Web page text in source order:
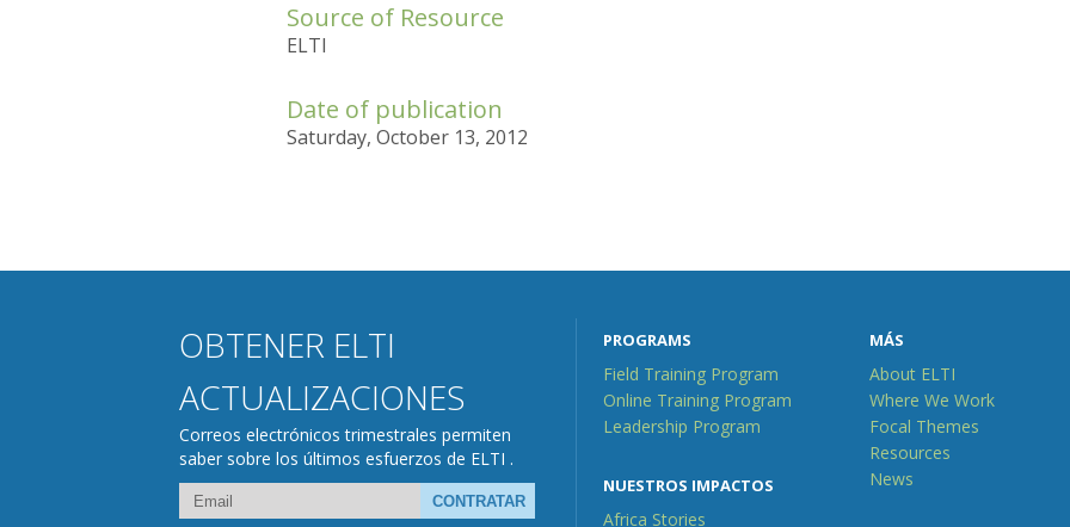
Source of Resource
ELTI
Date of publication
Saturday, October 13, 2012
OBTENER ELTI
ACTUALIZACIONES
Correos electrónicos trimestrales permiten
saber sobre los últimos esfuerzos de ELTI .
PROGRAMS
Field Training Program
Online Training Program
Leadership Program
NUESTROS IMPACTOS
Africa Stories
MÁS
About ELTI
Where We Work
Focal Themes
Resources
News